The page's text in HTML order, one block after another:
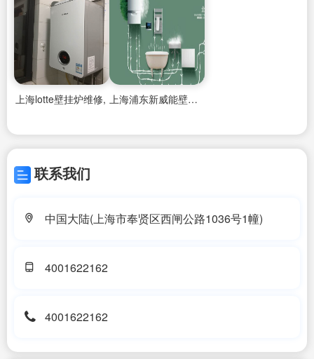
上海lotte壁挂炉维修, 上海浦东新威能壁挂炉维修地址,
联系我们
中国大陆(上海市奉贤区西闸公路1036号1幢)
4001622162
4001622162